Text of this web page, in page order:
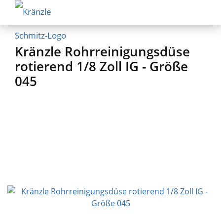
Kränzle Rohrreinigungsdüse
rotierend 1/8 Zoll IG - Größe
045